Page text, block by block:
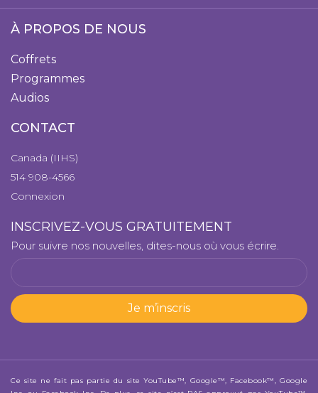
À PROPOS DE NOUS
Coffrets
Programmes
Audios
CONTACT
Canada (IIHS)
514 908-4566
Connexion
INSCRIVEZ-VOUS GRATUITEMENT
Pour suivre nos nouvelles, dites-nous où vous écrire.
Je m’inscris
Ce site ne fait pas partie du site YouTube™, Google™, Facebook™, Google